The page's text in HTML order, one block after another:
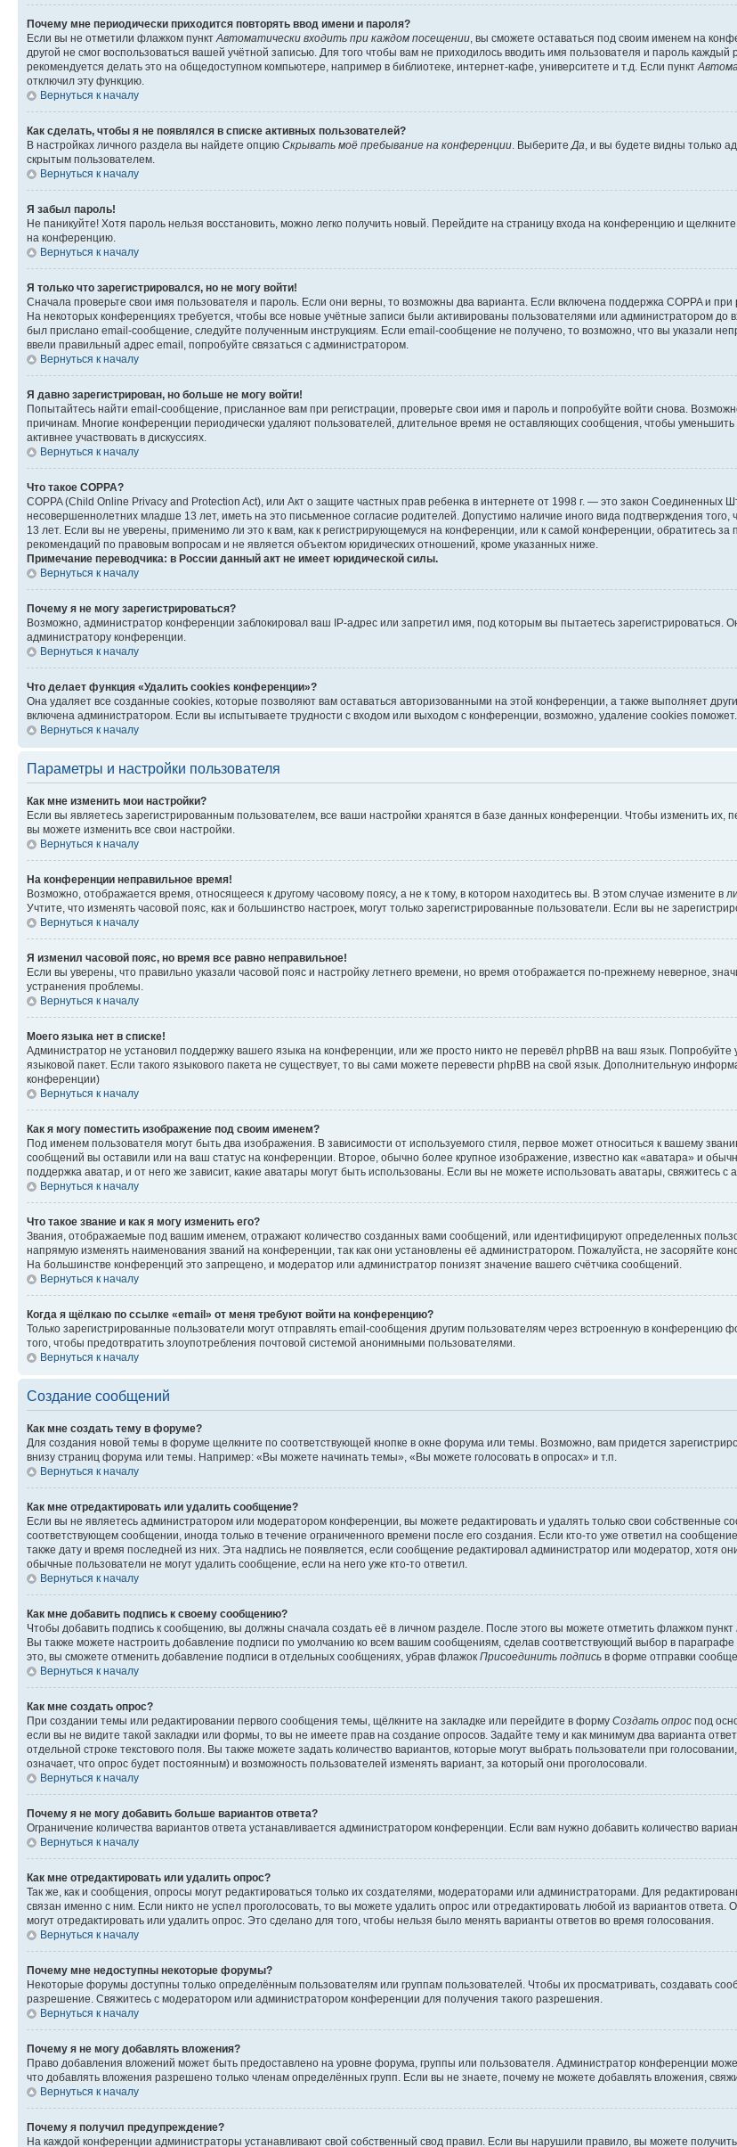
Почему мне периодически приходится повторять ввод имени и пароля?
Если вы не отметили флажком пунктАвтоматически входить при каждом посещении, вы сможете оставаться под своим именем на
другой не смог воспользоваться вашей учётной записью. Для того чтобы вам не приходилось вводить имя пользователя и пароль
рекомендуется делать это на общедоступном компьютере, например в библиотеке, интернет-кафе, университете и т.д. Если пункт
отключил эту функцию.
Вернуться к началу
Как сделать, чтобы я не появлялся в списке активных пользователей?
В настройках личного раздела вы найдете опцию Скрывать моё пребывание на конференции. ВыберитеДа, и вы будете видны только
скрытым пользователем.
Вернуться к началу
Я забыл пароль!
Не паникуйте! Хотя пароль нельзя восстановить, можно легко получить новый. Перейдите на страницу входа на конференцию и
на конференцию.
Вернуться к началу
Я только что зарегистрировался, но не могу войти!
Сначала проверьте свои имя пользователя и пароль. Если они верны, то возможны два варианта. Если включена поддержка COPPA и
На некоторых конференциях требуется, чтобы все новые учётные записи были активированы пользователями или администратором
был прислано email-сообщение, следуйте полученным инструкциям. Если email-сообщение не получено, то возможно, что вы указали
ввели правильный адрес email, попробуйте связаться с администратором.
Вернуться к началу
Я давно зарегистрирован, но больше не могу войти!
Попытайтесь найти email-сообщение, присланное вам при регистрации, проверьте свои имя и пароль и попробуйте войти снова.
причинам. Многие конференции периодически удаляют пользователей, длительное время не оставляющих сообщения, чтобы
активнее участвовать в дискуссиях.
Вернуться к началу
Что такое COPPA?
COPPA (Child Online Privacy and Protection Act), или Акт о защите частных прав ребенка в интернете от 1998 г. — это закон
несовершеннолетних младше 13 лет, иметь на это письменное согласие родителей. Допустимо наличие иного вида подтверждения
13 лет. Если вы не уверены, применимо ли это к вам, как к регистрирующемуся на конференции, или к самой конференции, обратитесь
рекомендаций по правовым вопросам и не является объектом юридических отношений, кроме указанных ниже.
Примечание переводчика: в России данный акт не имеет юридической силы.
Вернуться к началу
Почему я не могу зарегистрироваться?
Возможно, администратор конференции заблокировал ваш IP-адрес или запретил имя, под которым вы пытаетесь зарегистрироваться.
администратору конференции.
Вернуться к началу
Что делает функция «Удалить cookies конференции»?
Она удаляет все созданные cookies, которые позволяют вам оставаться авторизованными на этой конференции, а также выполняет
включена администратором. Если вы испытываете трудности с входом или выходом с конференции, возможно, удаление cookies поможет.
Вернуться к началу
Параметры и настройки пользователя
Как мне изменить мои настройки?
Если вы являетесь зарегистрированным пользователем, все ваши настройки хранятся в базе данных конференции. Чтобы изменить их,
вы можете изменить все свои настройки.
Вернуться к началу
На конференции неправильное время!
Возможно, отображается время, относящееся к другому часовому поясу, а не к тому, в котором находитесь вы. В этом случае измените в
Учтите, что изменять часовой пояс, как и большинство настроек, могут только зарегистрированные пользователи. Если вы не
Вернуться к началу
Я изменил часовой пояс, но время все равно неправильное!
Если вы уверены, что правильно указали часовой пояс и настройку летнего времени, но время отображается по-прежнему неверное,
устранения проблемы.
Вернуться к началу
Моего языка нет в списке!
Администратор не установил поддержку вашего языка на конференции, или же просто никто не перевёл phpBB на ваш язык.
языковой пакет. Если такого языкового пакета не существует, то вы сами можете перевести phpBB на свой язык. Дополнительную
конференции)
Вернуться к началу
Как я могу поместить изображение под своим именем?
Под именем пользователя могут быть два изображения. В зависимости от используемого стиля, первое может относиться к вашему
сообщений вы оставили или на ваш статус на конференции. Второе, обычно более крупное изображение, известно как «аватара» и
поддержка аватар, и от него же зависит, какие аватары могут быть использованы. Если вы не можете использовать аватары, свяжитесь
Вернуться к началу
Что такое звание и как я могу изменить его?
Звания, отображаемые под вашим именем, отражают количество созданных вами сообщений, или идентифицируют определенных
напрямую изменять наименования званий на конференции, так как они установлены её администратором. Пожалуйста, не засоряйте
На большинстве конференций это запрещено, и модератор или администратор понизят значение вашего счётчика сообщений.
Вернуться к началу
Когда я щёлкаю по ссылке «email» от меня требуют войти на конференцию?
Только зарегистрированные пользователи могут отправлять email-сообщения другим пользователям через встроенную в конференцию
того, чтобы предотвратить злоупотребления почтовой системой анонимными пользователями.
Вернуться к началу
Создание сообщений
Как мне создать тему в форуме?
Для создания новой темы в форуме щелкните по соответствующей кнопке в окне форума или темы. Возможно, вам придется
внизу страниц форума или темы. Например: «Вы можете начинать темы», «Вы можете голосовать в опросах» и т.п.
Вернуться к началу
Как мне отредактировать или удалить сообщение?
Если вы не являетесь администратором или модератором конференции, вы можете редактировать и удалять только свои собственные
соответствующем сообщении, иногда только в течение ограниченного времени после его создания. Если кто-то уже ответил на
также дату и время последней из них. Эта надпись не появляется, если сообщение редактировал администратор или модератор, хотя
обычные пользователи не могут удалить сообщение, если на него уже кто-то ответил.
Вернуться к началу
Как мне добавить подпись к своему сообщению?
Чтобы добавить подпись к сообщению, вы должны сначала создать её в личном разделе. После этого вы можете отметить флажком пункт
Вы также можете настроить добавление подписи по умолчанию ко всем вашим сообщениям, сделав соответствующий выбор в
это, вы сможете отменить добавление подписи в отдельных сообщениях, убрав флажок Присоединить подпись в форме отправки
Вернуться к началу
Как мне создать опрос?
При создании темы или редактировании первого сообщения темы, щёлкните на закладке или перейдите в форму Создать опрос под
если вы не видите такой закладки или формы, то вы не имеете прав на создание опросов. Задайте тему и как минимум два варианта
отдельной строке текстового поля. Вы также можете задать количество вариантов, которые могут выбрать пользователи при
означает, что опрос будет постоянным) и возможность пользователей изменять вариант, за который они проголосовали.
Вернуться к началу
Почему я не могу добавить больше вариантов ответа?
Ограничение количества вариантов ответа устанавливается администратором конференции. Если вам нужно добавить количество
Вернуться к началу
Как мне отредактировать или удалить опрос?
Так же, как и сообщения, опросы могут редактироваться только их создателями, модераторами или администраторами. Для
связан именно с ним. Если никто не успел проголосовать, то вы можете удалить опрос или отредактировать любой из вариантов
могут отредактировать или удалить опрос. Это сделано для того, чтобы нельзя было менять варианты ответов во время голосования.
Вернуться к началу
Почему мне недоступны некоторые форумы?
Некоторые форумы доступны только определённым пользователям или группам пользователей. Чтобы их просматривать, создавать
разрешение. Свяжитесь с модератором или администратором конференции для получения такого разрешения.
Вернуться к началу
Почему я не могу добавлять вложения?
Право добавления вложений может быть предоставлено на уровне форума, группы или пользователя. Администратор конференции
что добавлять вложения разрешено только членам определённых групп. Если вы не знаете, почему не можете добавлять вложения,
Вернуться к началу
Почему я получил предупреждение?
На каждой конференции администраторы устанавливают свой собственный свод правил. Если вы нарушили правило, вы можете